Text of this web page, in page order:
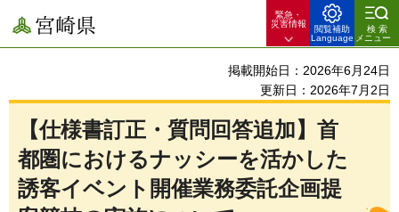
宮崎県
緊急・
災害情報
閲覧補助
Language
検索
メニュー
掲載開始日：2026年6月24日
更新日：2026年7月2日
【仕様書訂正・質問回答追加】首
都圏におけるナッシーを活かした
誘客イベント開催業務委託企画提